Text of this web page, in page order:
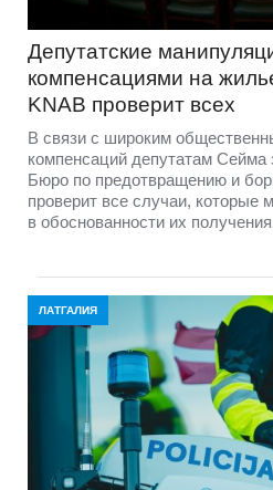
Депутатские
компенсациями на
KNAB проверит всех
В связи с широким
компенсаций депутатам Сейма
Бюро по предотвращению и
проверит все случаи, которые
в обоснованности их
ЛАТГАЛИЯ